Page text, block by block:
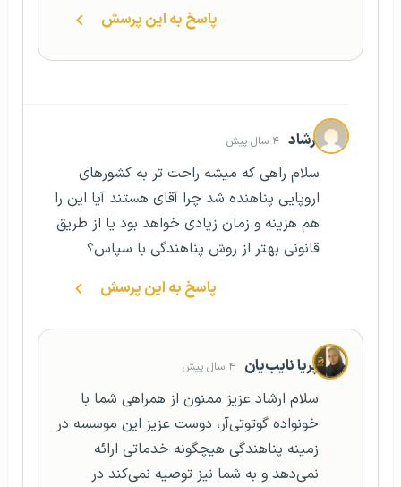
پاسخ به این پرسش
ارشاد ۴ سال پیش
سلام راهی که میشه راحت تر به کشورهای
اروپایی پناهنده شد چرا آقای هستند آیا این را
هم هزینه و زمان زیادی خواهد بود یا از طریق
قانونی بهتر از روش پناهندگی با سپاس؟
پاسخ به این پرسش
پریا نایب‌یان ۴ سال پیش
سلام ارشاد عزیز ممنون از همراهی شما با
خونواده گوتوتی‌آر، دوست عزیز این موسسه در
زمینه پناهندگی هیچگونه خدماتی ارائه
نمی‌دهد و به شما نیز توصیه نمی‌کند در